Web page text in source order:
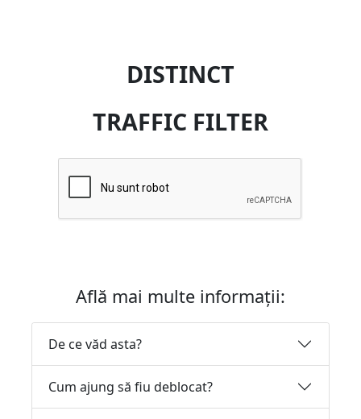
DISTINCT
TRAFFIC FILTER
Află mai multe informații:
De ce văd asta?
Cum ajung să fiu deblocat?